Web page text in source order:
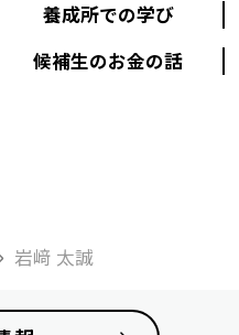
養成所での学び
候補生のお金の話
岩﨑 太誠